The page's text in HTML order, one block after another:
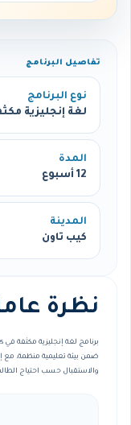
تفاصيل البرنامج
نوع البرنامج
لغة إنجليزية
المدة
12 أسبوع
المدينة
كيب تاون
نظرة
ضمن بيئة تعليمية منظمة، مع
والاستقبال حسب احتياج